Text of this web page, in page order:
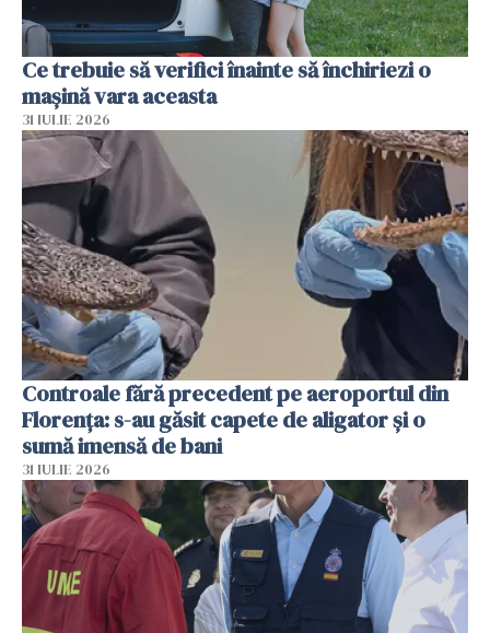
Ce trebuie să verifici înainte să închiriezi o
mașină vara aceasta
31 IULIE 2026
Controale fără precedent pe aeroportul din
Florența: s-au găsit capete de aligator și o
sumă imensă de bani
31 IULIE 2026